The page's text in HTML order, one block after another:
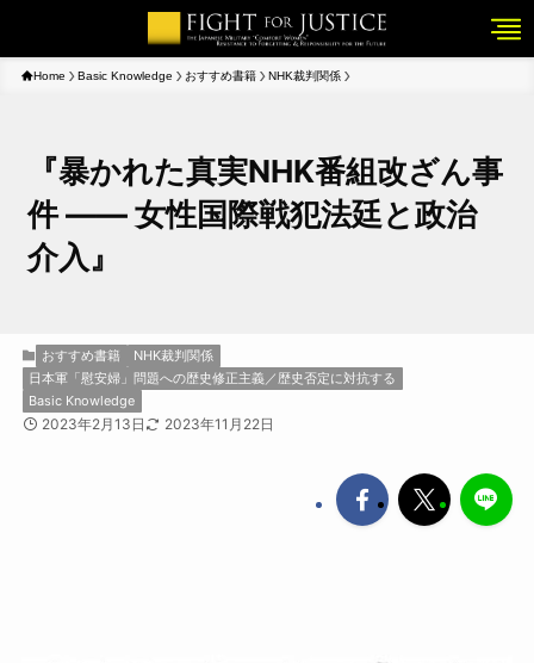
Home Basic Knowledge おすすめ書籍 NHK裁判関係
『暴かれた真実NHK番組改ざん事
件 ―― 女性国際戦犯法廷と政治
介入』
おすすめ書籍
NHK裁判関係
日本軍「慰安婦」問題への歴史修正主義／歴史否定に対抗する
Basic Knowledge
2023年2月13日 2023年11月22日